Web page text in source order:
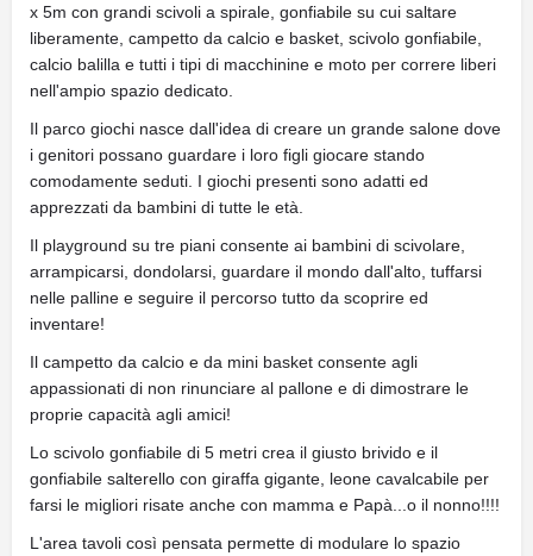
x 5m con grandi scivoli a spirale, gonfiabile su cui saltare
liberamente, campetto da calcio e basket, scivolo gonfiabile,
calcio balilla e tutti i tipi di macchinine e moto per correre liberi
nell'ampio spazio dedicato.
Il parco giochi nasce dall'idea di creare un grande salone dove
i genitori possano guardare i loro figli giocare stando
comodamente seduti. I giochi presenti sono adatti ed
apprezzati da bambini di tutte le età.
Il playground su tre piani consente ai bambini di scivolare,
arrampicarsi, dondolarsi, guardare il mondo dall'alto, tuffarsi
nelle palline e seguire il percorso tutto da scoprire ed
inventare!
Il campetto da calcio e da mini basket consente agli
appassionati di non rinunciare al pallone e di dimostrare le
proprie capacità agli amici!
Lo scivolo gonfiabile di 5 metri crea il giusto brivido e il
gonfiabile salterello con giraffa gigante, leone cavalcabile per
farsi le migliori risate anche con mamma e Papà...o il nonno!!!!
L'area tavoli così pensata permette di modulare lo spazio